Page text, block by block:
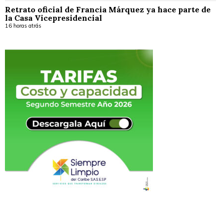
Retrato oficial de Francia Márquez ya hace parte de
la Casa Vicepresidencial
16 horas atrás